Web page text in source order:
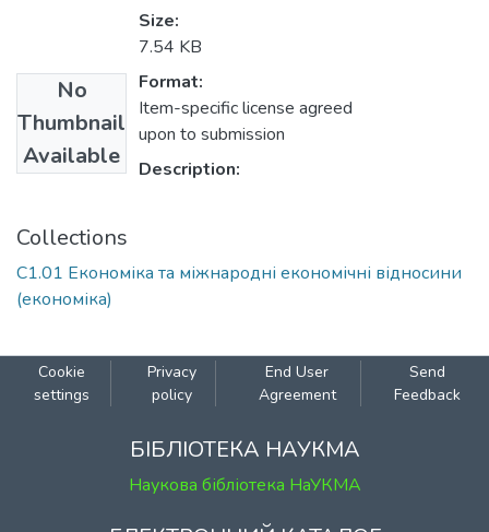
No
Thumbnail
Available
Size:
7.54 KB
Format:
Item-specific license agreed
upon to submission
Description:
Collections
С1.01 Економіка та міжнародні економічні відносини
(економіка)
Cookie
settings
Privacy
policy
End User
Agreement
Send
Feedback
БІБЛІОТЕКА НАУКМА
Наукова бібліотека НаУКМА